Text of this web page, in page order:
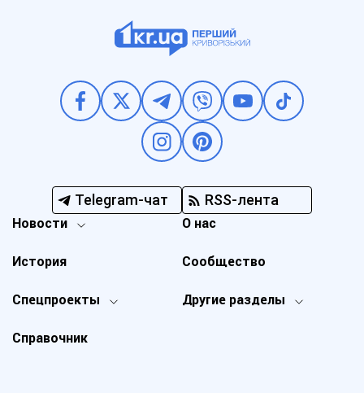
Telegram-чат RSS-лента
Новости
Спецпроекты Другие разделы
История
О нас
Справочник
Сообщество